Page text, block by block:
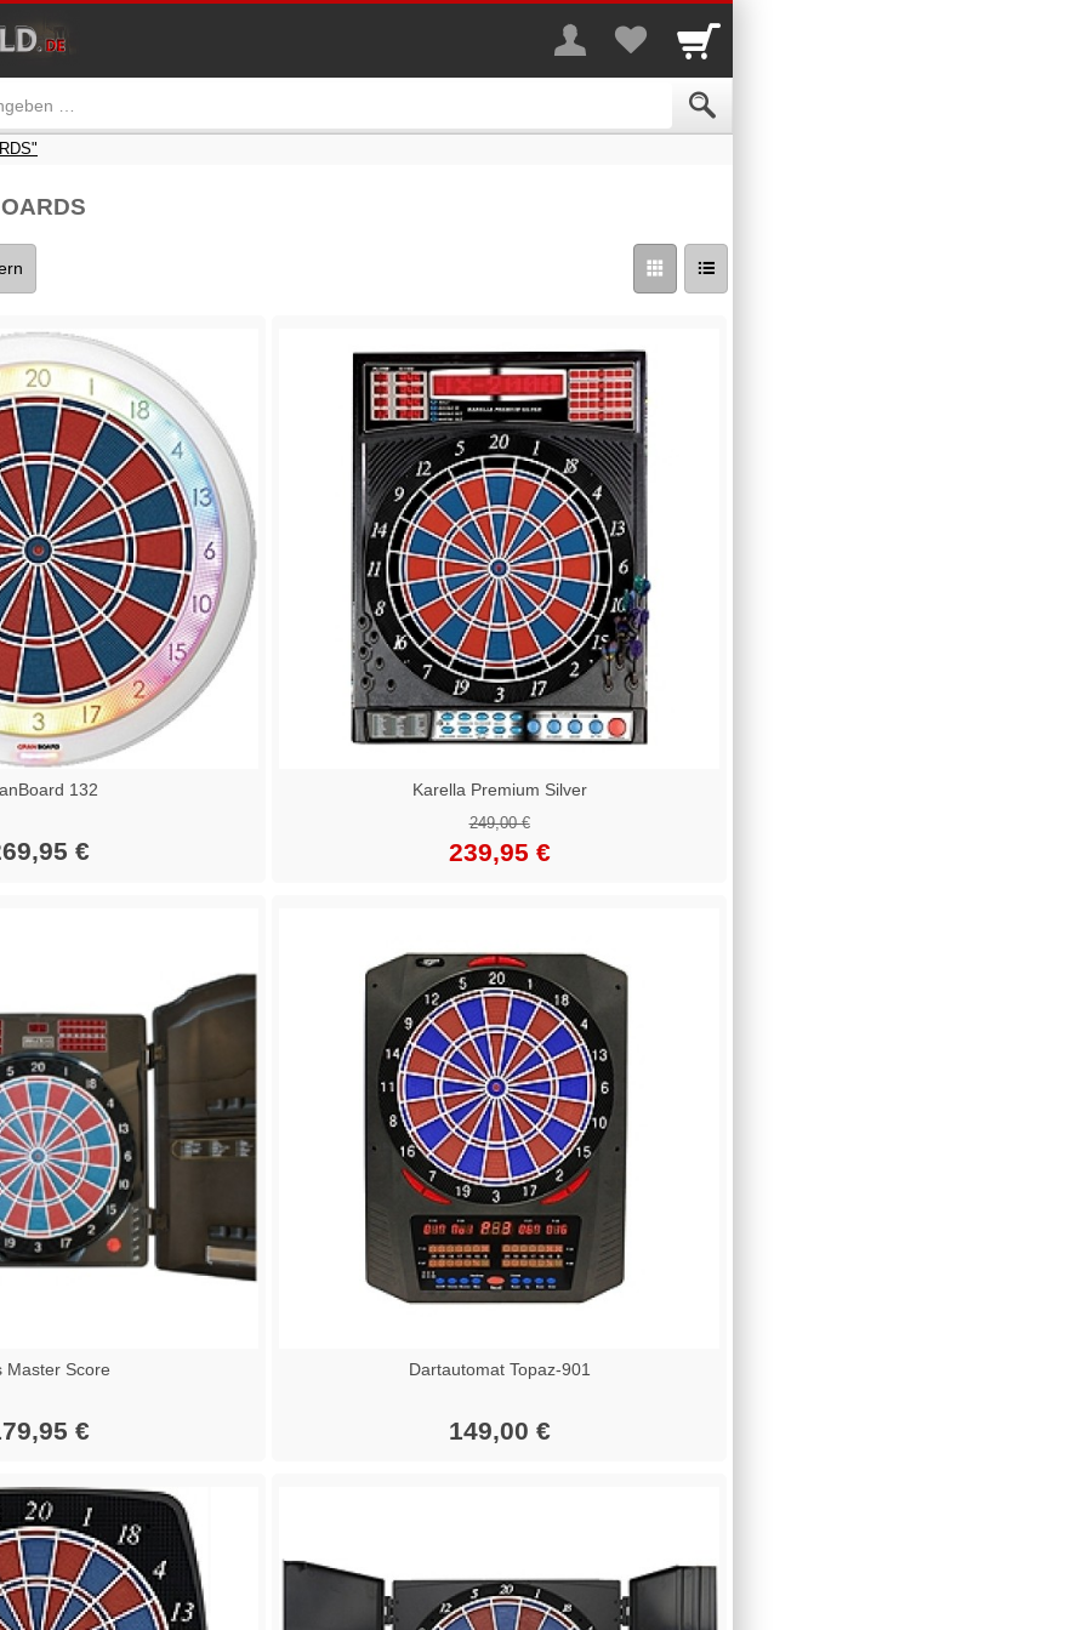
132
€
Karella Premium Silver
249,00 €
239,95 €
Master Score
€
Dartautomat Topaz-901
149,00 €